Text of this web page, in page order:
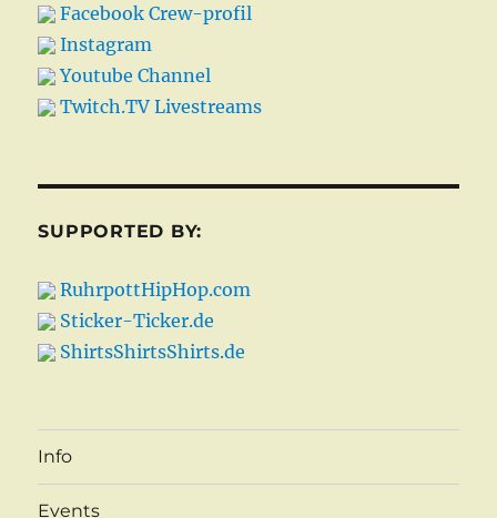
Facebook Crew-profil
Instagram
Youtube Channel
Twitch.TV Livestreams
SUPPORTED BY:
RuhrpottHipHop.com
Sticker-Ticker.de
ShirtsShirtsShirts.de
Info
Events